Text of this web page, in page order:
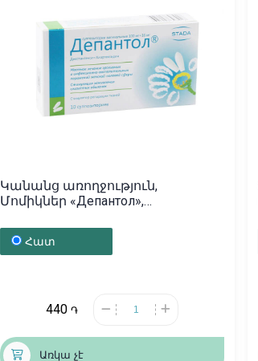
Կանանց առողջություն,
Մոմիկներ «Депантол»,
Հատ
440 ֏
Առկա չէ